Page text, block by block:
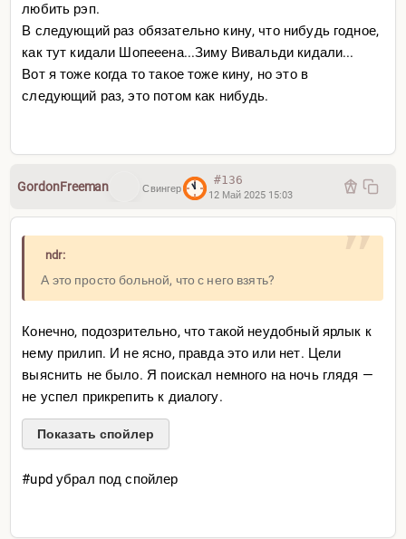
любить рэп.
В следующий раз обязательно кину, что нибудь годное,
как тут кидали Шопееена...Зиму Вивальди кидали...
Вот я тоже когда то такое тоже кину, но это в
следующий раз, это потом как нибудь.
GordonFreeman Свингер
#136
12 Май 2025 15:03
ndr:
А это просто больной, что с него взять?
Конечно, подозрительно, что такой неудобный ярлык к
нему прилип. И не ясно, правда это или нет. Цели
выяснить не было. Я поискал немного на ночь глядя —
не успел прикрепить к диалогу.
Показать спойлер
Меня песня заинтересовала:
#upd убрал под спойлер